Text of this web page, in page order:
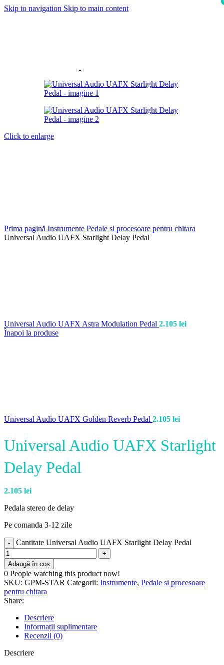
Skip to navigation Skip to main content
Click to enlarge
Prima pagină Instrumente Pedale si procesoare pentru chitara
Universal Audio UAFX Starlight Delay Pedal
Universal Audio UAFX Astra Modulation Pedal 2.105 lei
Înapoi la produse
Universal Audio UAFX Golden Reverb Pedal 2.105 lei
Universal Audio UAFX Starlight
Delay Pedal
2.105 lei
Pedala stereo de delay
Pe comanda 3-12 zile
Cantitate Universal Audio UAFX Starlight Delay Pedal
Adaugă în coș
0 People watching this product now!
SKU: GPM-STAR Categorii: Instrumente, Pedale si procesoare
pentru chitara
Share:
Descriere
Informații suplimentare
Recenzii (0)
Descriere